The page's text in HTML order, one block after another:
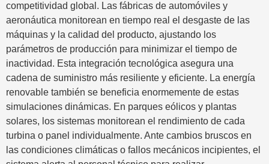
competitividad global. Las fábricas de automóviles y
aeronáutica monitorean en tiempo real el desgaste de las
máquinas y la calidad del producto, ajustando los
parámetros de producción para minimizar el tiempo de
inactividad. Esta integración tecnológica asegura una
cadena de suministro más resiliente y eficiente. La energía
renovable también se beneficia enormemente de estas
simulaciones dinámicas. En parques eólicos y plantas
solares, los sistemas monitorean el rendimiento de cada
turbina o panel individualmente. Ante cambios bruscos en
las condiciones climáticas o fallos mecánicos incipientes, el